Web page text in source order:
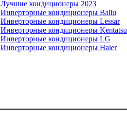
Лучшие кондиционеры 2023
Инверторные кондиционеры Ballu
Инверторные кондиционеры Lessar
Инверторные кондиционеры Kentatsu
Инверторные кондиционеры LG
Инверторные кондиционеры Haier